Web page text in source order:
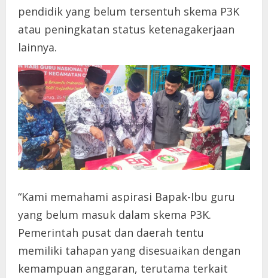
pendidik yang belum tersentuh skema P3K
atau peningkatan status ketenagakerjaan
lainnya.
“Kami memahami aspirasi Bapak-Ibu guru
yang belum masuk dalam skema P3K.
Pemerintah pusat dan daerah tentu
memiliki tahapan yang disesuaikan dengan
kemampuan anggaran, terutama terkait